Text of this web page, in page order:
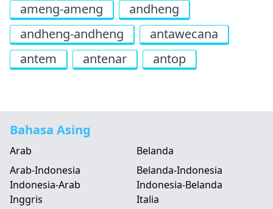
ameng-ameng
andheng
andheng-andheng
antawecana
antem
antenar antop
Bahasa Asing
Arab
Arab-Indonesia
Indonesia-Arab
Belanda
Belanda-Indonesia
Indonesia-Belanda
Inggris
Italia